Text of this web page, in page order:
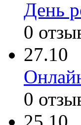
День
0
27.10
0